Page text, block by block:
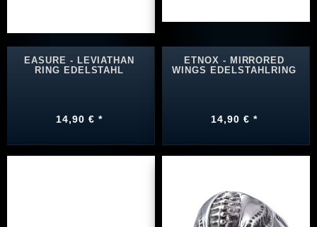
EASURE - LEVIATHAN
RING EDELSTAHL
14,90 € *
ETNOX - MIRRORED
WINGS EDELSTAHLRING
14,90 € *